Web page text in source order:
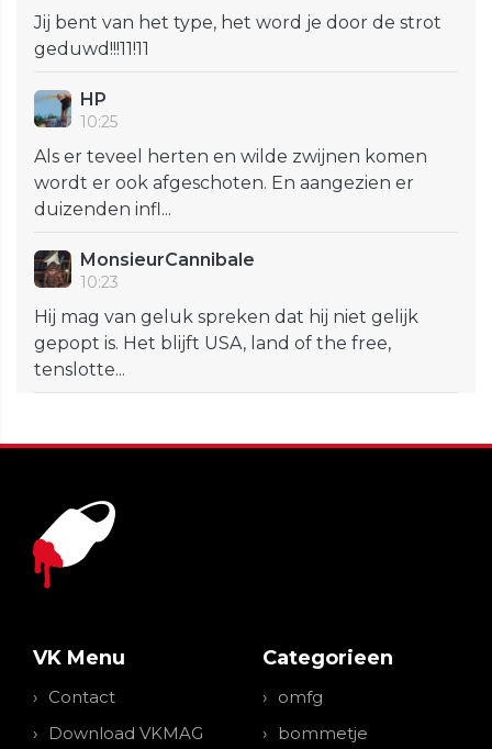
Jij bent van het type, het word je door de strot
geduwd!!!11!11
HP
10:25
Als er teveel herten en wilde zwijnen komen
wordt er ook afgeschoten. En aangezien er
duizenden infl...
MonsieurCannibale
10:23
Hij mag van geluk spreken dat hij niet gelijk
gepopt is. Het blijft USA, land of the free,
tenslotte...
VK Menu
Contact
Download VKMAG
Categorieen
omfg
bommetje